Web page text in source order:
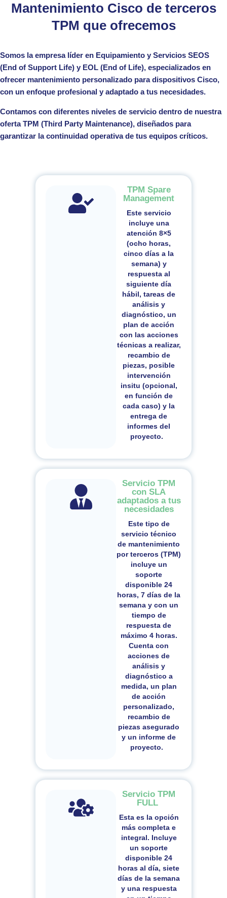
Mantenimiento Cisco de terceros
TPM que ofrecemos
Somos la empresa líder en Equipamiento y Servicios SEOS
(End of Support Life) y EOL (End of Life), especializados en
ofrecer mantenimiento personalizado para dispositivos Cisco,
con un enfoque profesional y adaptado a tus necesidades.
Contamos con diferentes niveles de servicio dentro de nuestra
oferta TPM (Third Party Maintenance), diseñados para
garantizar la continuidad operativa de tus equipos críticos.
TPM Spare
Management
Este servicio
incluye una
atención 8×5
(ocho horas,
cinco días a la
semana) y
respuesta al
siguiente día
hábil, tareas de
análisis y
diagnóstico, un
plan de acción
con las acciones
técnicas a realizar,
recambio de
piezas, posible
intervención
insitu (opcional,
en funciónde
cada caso) y la
entrega de
informes del
proyecto.
Servicio TPM
con SLA
adaptados a tus
necesidades
Este tipo de
servicio técnico
de mantenimiento
por terceros (TPM)
incluye un
soporte
disponible 24
horas, 7 días de la
semana y con un
tiempo de
respuesta de
máximo 4 horas.
Cuenta con
acciones de
análisis y
diagnóstico a
medida, un plan
de acción
personalizado,
recambio de
piezas asegurado
y un informe de
proyecto.
Servicio TPM
FULL
Esta es la opción
más completa e
integral. Incluye
un soporte
disponible 24
horas al día, siete
días de la semana
y una respuesta